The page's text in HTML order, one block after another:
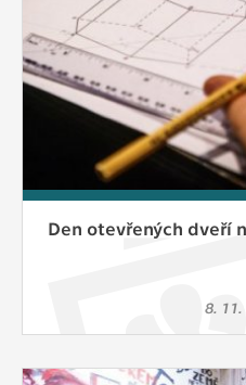
Den otevřených dveří
8.